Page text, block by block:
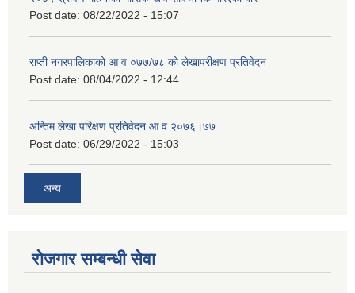
Post date: 08/22/2022 - 15:07
राप्ती नगरपालिकाको आ व ०७७/७८ को लेखापरीक्षण प्रतिवेदन
Post date: 08/04/2022 - 12:44
अन्तिम लेखा परिक्षण प्रतिवेदन आ व २०७६।७७
Post date: 06/29/2022 - 15:03
अन्य
रोजगार सम्बन्धी सेवा